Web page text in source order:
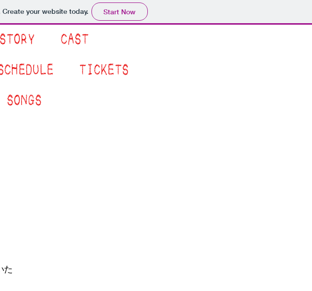
your website today. Start Now
STORY CAST
TICKETS
SONGS
た